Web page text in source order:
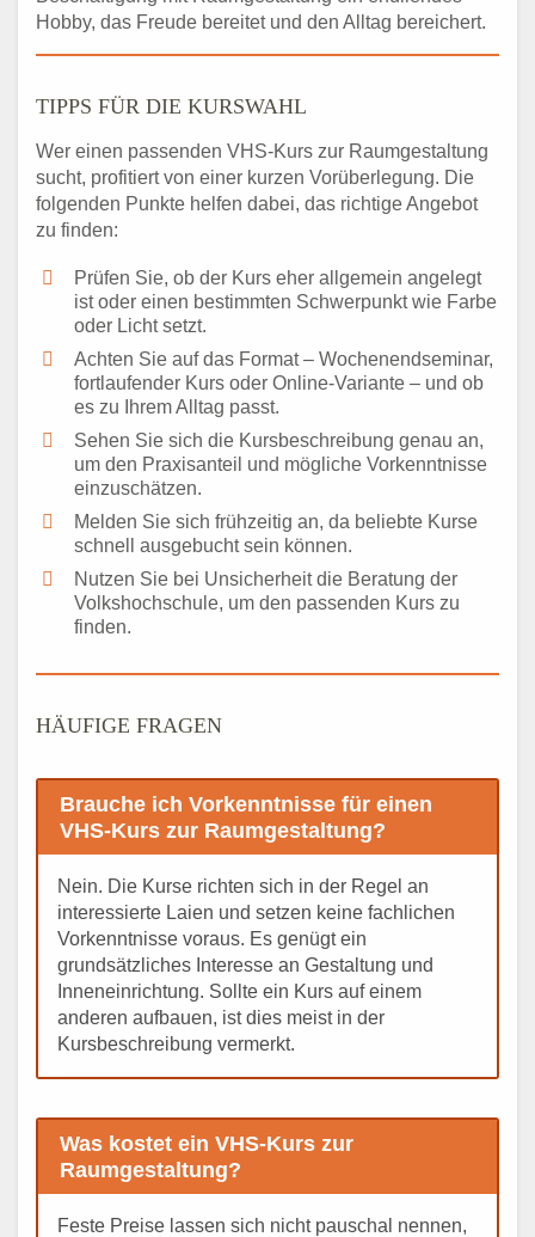
Hobby, das Freude bereitet und den Alltag bereichert.
TIPPS FÜR DIE KURSWAHL
Wer einen passenden VHS-Kurs zur Raumgestaltung
sucht, profitiert von einer kurzen Vorüberlegung. Die
folgenden Punkte helfen dabei, das richtige Angebot
zu finden:
Prüfen Sie, ob der Kurs eher allgemein angelegt
ist oder einen bestimmten Schwerpunkt wie Farbe
oder Licht setzt.
Achten Sie auf das Format – Wochenendseminar,
fortlaufender Kurs oder Online-Variante – und ob
es zu Ihrem Alltag passt.
Sehen Sie sich die Kursbeschreibung genau an,
um den Praxisanteil und mögliche Vorkenntnisse
einzuschätzen.
Melden Sie sich frühzeitig an, da beliebte Kurse
schnell ausgebucht sein können.
Nutzen Sie bei Unsicherheit die Beratung der
Volkshochschule, um den passenden Kurs zu
finden.
HÄUFIGE FRAGEN
Brauche ich Vorkenntnisse für einen
VHS-Kurs zur Raumgestaltung?
Nein. Die Kurse richten sich in der Regel an
interessierte Laien und setzen keine fachlichen
Vorkenntnisse voraus. Es genügt ein
grundsätzliches Interesse an Gestaltung und
Inneneinrichtung. Sollte ein Kurs auf einem
anderen aufbauen, ist dies meist in der
Kursbeschreibung vermerkt.
Was kostet ein VHS-Kurs zur
Raumgestaltung?
Feste Preise lassen sich nicht pauschal nennen,